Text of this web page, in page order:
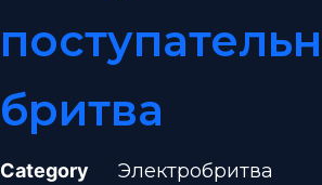
бритва
Category Электробритва